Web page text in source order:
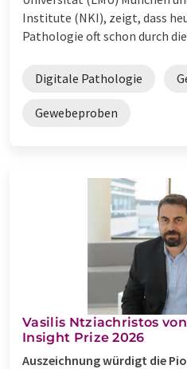
Institute (NKI), zeigt, dass
Pathologie oft schon durch
Digitale Pathologie
Gewebeproben
Vasilis Ntziachristos
Insight Prize 2026
Auszeichnung würdigt die